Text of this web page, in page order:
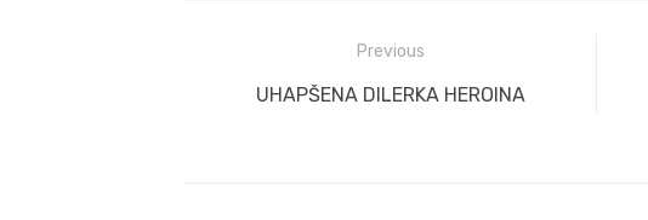
navigation
Previous
Previous
UHAPŠENA DILERKA HEROINA